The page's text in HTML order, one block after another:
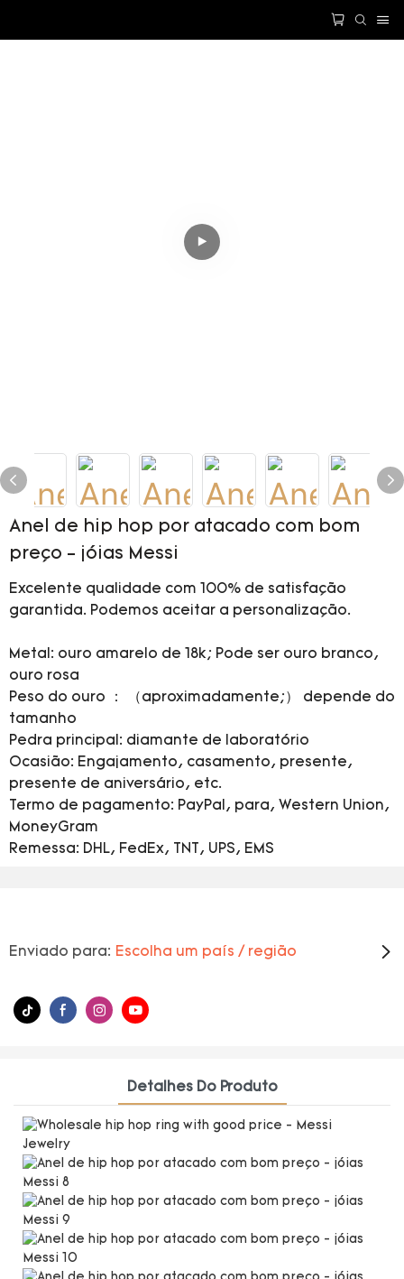
Anel de hip hop por atacado com bom
preço - jóias Messi
Excelente qualidade com 100% de satisfação
garantida. Podemos aceitar a personalização.
Metal: ouro amarelo de 18k; Pode ser ouro branco,
ouro rosa
Peso do ouro ： （aproximadamente;） depende do
tamanho
Pedra principal: diamante de laboratório
Ocasião: Engajamento, casamento, presente,
presente de aniversário, etc.
Termo de pagamento: PayPal, para, Western Union,
MoneyGram
Remessa: DHL, FedEx, TNT, UPS, EMS
Enviado para: Escolha um país / região
Detalhes Do Produto